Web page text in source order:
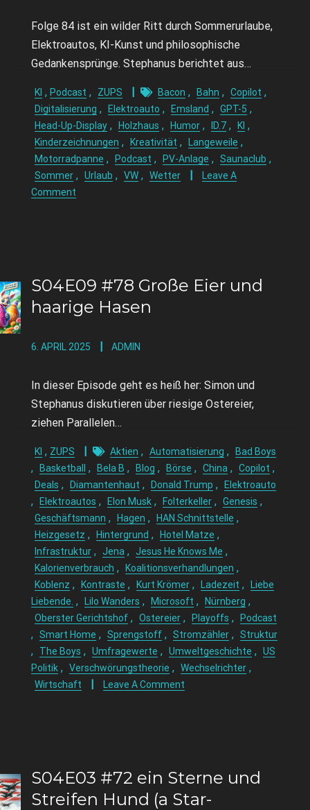
Folge 84 ist ein wilder Ritt durch Sommerurlaube,
Elektroautos, KI-Kunst und philosophische
Gedankensprünge. Stephanus berichtet aus…
KI , Podcast , ZUPS Bacon , Bahn , Copilot ,
Digitalisierung , Elektroauto , Emsland , GPT-5 ,
Head-Up-Display , Holzhaus , Humor , ID.7 , KI ,
Kinderzeichnungen , Kreativität , Langeweile ,
Motorradpanne , Podcast , PV-Anlage , Saunaclub ,
Sommer , Urlaub , VW , Wetter
Leave A
Comment
S04E09 #78 Große Eier und
haarige Hasen
6. APRIL 2025 ADMIN
In dieser Episode geht es heiß her: Simon und
Stephanus diskutieren über riesige Ostereier,
ziehen Parallelen…
KI , ZUPS Aktien , Automatisierung , Bad Boys
, Basketball , Bela B , Blog , Börse , China , Copilot ,
Deals , Diamantenhaut , Donald Trump , Elektroauto
, Elektroautos , Elon Musk , Folterkeller , Genesis ,
Geschäftsmann , Hagen , HAN Schnittstelle ,
Heizgesetz , Hintergrund , Hotel Matze ,
Infrastruktur , Jena , Jesus He Knows Me ,
Kalorienverbrauch , Koalitionsverhandlungen ,
Koblenz , Kontraste , Kurt Krömer , Ladezeit ,
Liebe
Liebende. , Lilo Wanders , Microsoft , Nürnberg ,
Oberster Gerichtshof , Ostereier , Playoffs , Podcast
, Smart Home , Sprengstoff , Stromzähler , Struktur
, The Boys , Umfragewerte , Umweltgeschichte , US
Politik , Verschwörungstheorie , Wechselrichter ,
Wirtschaft Leave A Comment
S04E03 #72 ein Sterne und
Streifen Hund (a Star-